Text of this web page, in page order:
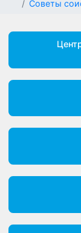
Главная